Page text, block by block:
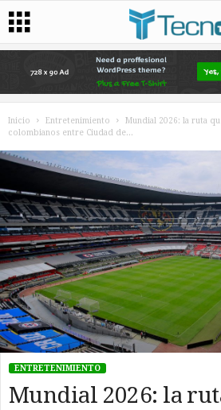
Inicio Entretenimiento
Mundial 2026: la ruta
colombianos entre Ciudad de...
ENTRETENIMIENTO
Mundial 2026: la